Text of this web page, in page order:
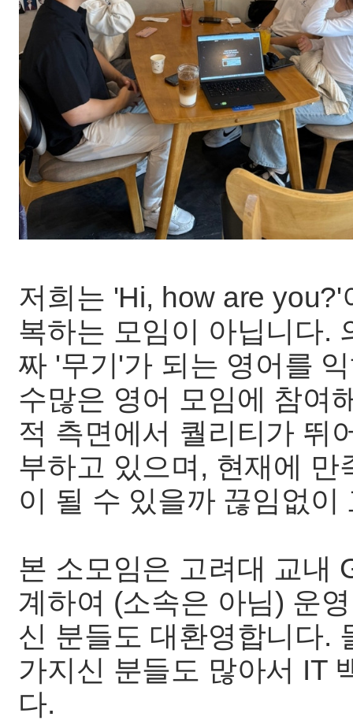
저희는 'Hi, how are
복하는 모임이 아닙니다.
짜 '무기'가 되는 영어를
수많은 영어 모임에 참여
적 측면에서 퀄리티가 뛰
부하고 있으며, 현재에
이 될 수 있을까 끊임없이
본 소모임은 고려대 교내
계하여 (소속은 아님) 운
신 분들도 대환영합니다.
가지신 분들도 많아서 IT
다.